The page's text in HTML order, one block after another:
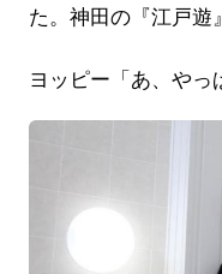
た。神田の『江戸遊
ヨッピー「あ、やっ